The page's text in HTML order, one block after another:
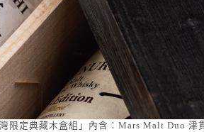
限定典藏木盒組」內含：Mars Malt Duo 津